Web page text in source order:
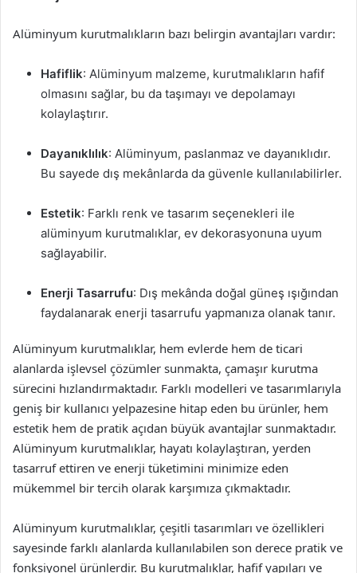
Alüminyum kurutmalıkların bazı belirgin avantajları vardır:
Hafiflik: Alüminyum malzeme, kurutmalıkların hafif
olmasını sağlar, bu da taşımayı ve depolamayı
kolaylaştırır.
Dayanıklılık: Alüminyum, paslanmaz ve dayanıklıdır.
Bu sayede dış mekânlarda da güvenle kullanılabilirler.
Estetik: Farklı renk ve tasarım seçenekleri ile
alüminyum kurutmalıklar, ev dekorasyonuna uyum
sağlayabilir.
Enerji Tasarrufu: Dış mekânda doğal güneş ışığından
faydalanarak enerji tasarrufu yapmanıza olanak tanır.
Alüminyum kurutmalıklar, hem evlerde hem de ticari
alanlarda işlevsel çözümler sunmakta, çamaşır kurutma
sürecini hızlandırmaktadır. Farklı modelleri ve tasarımlarıyla
geniş bir kullanıcı yelpazesine hitap eden bu ürünler, hem
estetik hem de pratik açıdan büyük avantajlar sunmaktadır.
Alüminyum kurutmalıklar, hayatı kolaylaştıran, yerden
tasarruf ettiren ve enerji tüketimini minimize eden
mükemmel bir tercih olarak karşımıza çıkmaktadır.
Alüminyum kurutmalıklar, çeşitli tasarımları ve özellikleri
sayesinde farklı alanlarda kullanılabilen son derece pratik ve
fonksiyonel ürünlerdir. Bu kurutmalıklar, hafif yapıları ve